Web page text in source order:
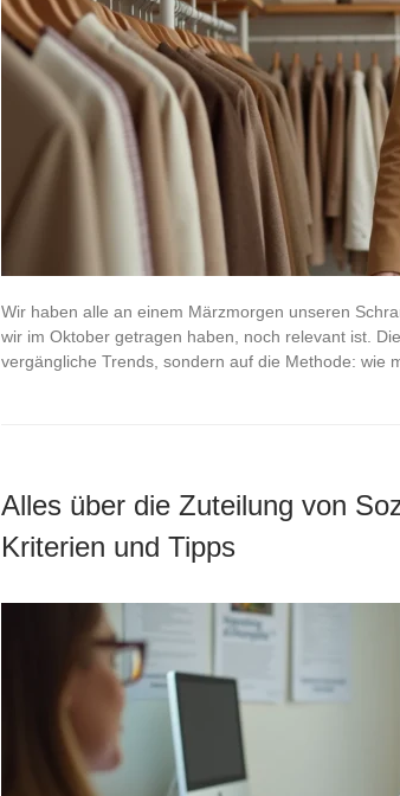
Wir haben alle an einem Märzmorgen unseren
wir im Oktober getragen haben, noch relevant ist.
vergängliche Trends, sondern auf die Methode: wie
Alles über die Zuteilung von
Kriterien und Tipps